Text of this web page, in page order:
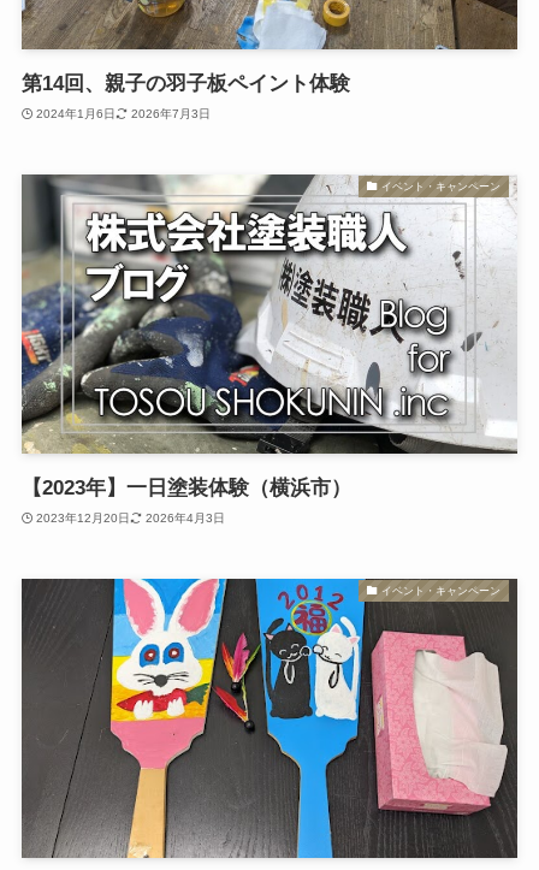
第14回、親子の羽子板ペイント体験
2024年1月6日 2026年7月3日
イベント・キャンペーン
【2023年】一日塗装体験（横浜市）
2023年12月20日 2026年4月3日
イベント・キャンペーン